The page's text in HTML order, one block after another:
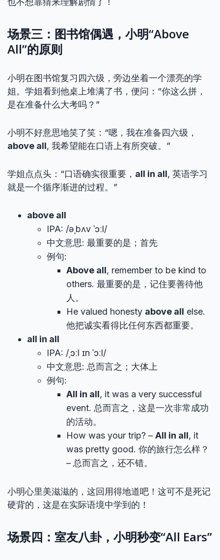
场景三：图书馆偶遇，小明“Above
All”的原则
小明在图书馆复习四六级，旁边坐着一个漂亮的学
姐。学姐看到他桌上堆满了书，便问：“你这么拼，
是在准备什么大考吗？”
小明不好意思地笑了笑：“嗯，我在准备四六级，
above all, 我希望能在口语上有所突破。”
学姐点点头：“口语确实很重要， all in all, 英语学习
就是一个循序渐进的过程。”
above all
IPA: /əˌbʌv ˈɔːl/
中文意思: 最重要的是；首先
例句:
Above all, remember to be kind to
others. 最重要的是，记住要善待他
人。
He valued honesty above all else.
他把诚实看得比任何东西都重要。
all in all
IPA: /ˌɔːl ɪn ˈɔːl/
中文意思: 总而言之；大体上
例句:
All in all, it was a very successful
event. 总而言之，这是一次非常成功
的活动。
How was your trip? – All in all, it
was pretty good. 你的旅行怎么样？
– 总而言之，还不错。
小明心里美滋滋的，这回用得地道吧！这可不是死记
硬背的，这是在实际语境中学到的！
场景四：室友八卦，小明秒变“All Ears”